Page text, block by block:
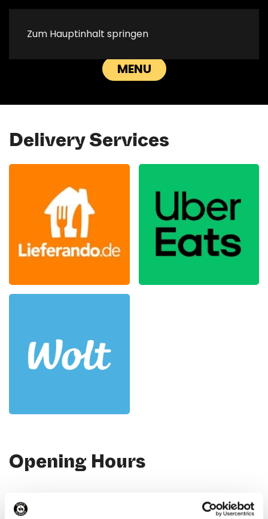
Zum Hauptinhalt springen
Thoma-
Strasse
Thoma-
Strasse
RESERVATION
MENU
Delivery Services
Opening Hours